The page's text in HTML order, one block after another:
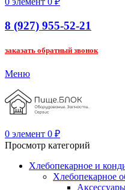
8 (927) 955-52-21
заказать обратный звонок
Меню
0 элемент 0 ₽
Просмотр категорий
Хлебопекарное и
Хлебопекарное